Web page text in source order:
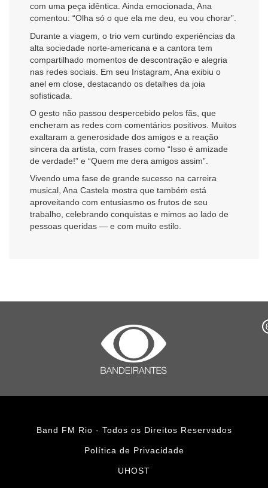
com uma peça idêntica. Ainda emocionada, Ana
comentou: “Olha só o que ela me deu, eu vou chorar”.
Durante a viagem, o trio vem curtindo experiências da
alta sociedade norte-americana e a cantora tem
compartilhado momentos de descontração e alegria
nas redes sociais. Em seu Instagram, Ana exibiu o
anel em close, destacando os detalhes da joia
sofisticada.
O gesto não passou despercebido pelos fãs, que
encheram as redes com comentários positivos. Muitos
exaltaram a generosidade dos amigos e a reação
sincera da artista, com frases como “Isso é amizade
de verdade!” e “Quem me dera amigos assim”.
Vivendo uma fase de grande sucesso na carreira
musical, Ana Castela mostra que também está
aproveitando com entusiasmo os frutos de seu
trabalho, celebrando conquistas e mimos ao lado de
pessoas queridas — e com muito estilo.
Band FM Rio - Todos os Direitos Reservados
Política de Privacidade
UHOST